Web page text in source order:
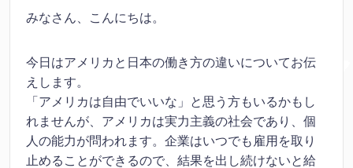
みなさん、こんにちは。
今日はアメリカと日本の働き方の違いについてお伝
えします。
「アメリカは自由でいいな」と思う方もいるかもし
れませんが、アメリカは実力主義の社会であり、個
人の能力が問われます。企業はいつでも雇用を取り
止めることができるので、結果を出し続けないと給